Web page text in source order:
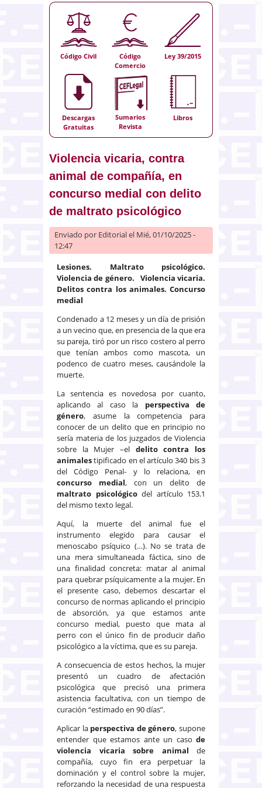
Código Civil
Código
Comercio
Ley 39/2015
Descargas
Gratuitas
Sumarios
Revista
Libros
Violencia vicaria, contra
animal de compañía, en
concurso medial con delito
de maltrato psicológico
Enviado por Editorialel Mié, 01/10/2025 -
12:47
Lesiones. Maltrato psicológico.
Violencia de género. Violencia vicaria.
Delitos contra los animales. Concurso
medial
Condenado a 12 meses y un día de prisión
a un vecino que, en presencia de la que era
su pareja, tiró por un risco costero al perro
que tenían ambos como mascota, un
podenco de cuatro meses, causándole la
muerte.
La sentencia es novedosa por cuanto,
aplicando al caso la perspectiva de
género, asume la competencia para
conocer de un delito que en principio no
sería materia de los juzgados de Violencia
sobre la Mujer –el delito contra los
animalestipificado en el artículo 340 bis 3
del Código Penal- y lo relaciona, en
concurso medial, con un delito de
maltrato psicológicodel artículo 153.1
del mismo texto legal.
Aquí, la muerte del animal fue el
instrumento elegido para causar el
menoscabo psíquico (…). No se trata de
una mera simultaneada fáctica, sino de
una finalidad concreta: matar al animal
para quebrar psíquicamente a la mujer. En
el presente caso, debemos descartar el
concurso de normas aplicando el principio
de absorción, ya que estamos ante
concurso medial, puesto que mata al
perro con el único fin de producir daño
psicológico a la víctima, que es su pareja.
A consecuencia de estos hechos, la mujer
presentó un cuadro de afectación
psicológica que precisó una primera
asistencia facultativa, con un tiempo de
curación “estimado en 90 días”.
Aplicar la perspectiva de género, supone
entender que estamos ante un caso de
violencia vicaria sobre animal de
compañía, cuyo fin era perpetuar la
dominación y el control sobre la mujer,
reforzando la necesidad de una respuesta